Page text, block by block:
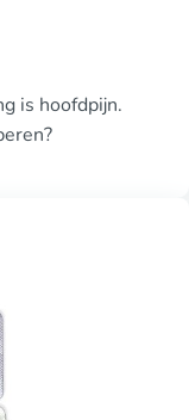
is hoofdpijn.